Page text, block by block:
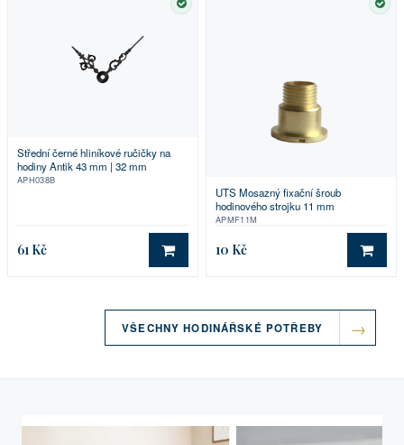
SKLADEM
Střední černé hliníkové ručičky na
hodiny Antik 43 mm | 32 mm
APH038B
61 Kč DO KOŠÍKU
UTS Mosazný fixační šroub
hodinového strojku 11 mm
APMF11M
10 Kč DO
VŠECHNY HODINÁŘSKÉ POTŘEBY